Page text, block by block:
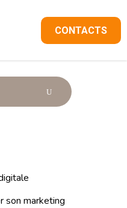
CONTACTS
son marketing